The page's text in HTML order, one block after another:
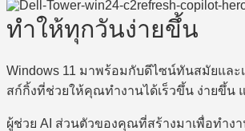
ทำให้ทุกวันง่ายขึ้น
Windows 11 มาพร้อมกับดีไซน์ทันสมัยและ
สก์กิ้งที่ช่วยให้คุณทำงานได้เร็วขึ้น ง่ายขึ้น
ผู้ช่วย AI ส่วนตัวของคุณที่สร้างมาเพื่อทำง